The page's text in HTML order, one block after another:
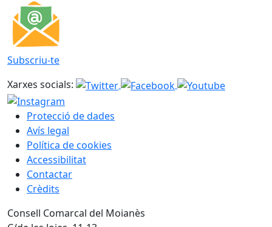
Subscriu-te
Xarxes socials:
Protecció de dades
Avís legal
Política de cookies
Accessibilitat
Contactar
Crèdits
Consell Comarcal del Moianès